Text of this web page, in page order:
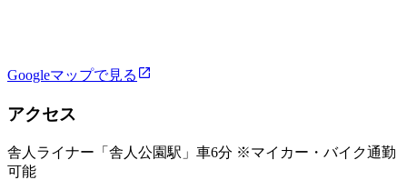
Googleマップで見る
アクセス
舎人ライナー「舎人公園駅」車6分 ※マイカー・バイク通勤
可能